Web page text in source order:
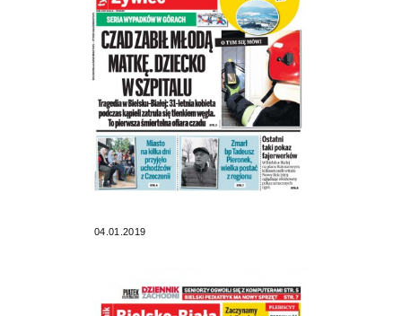
04.01.2019